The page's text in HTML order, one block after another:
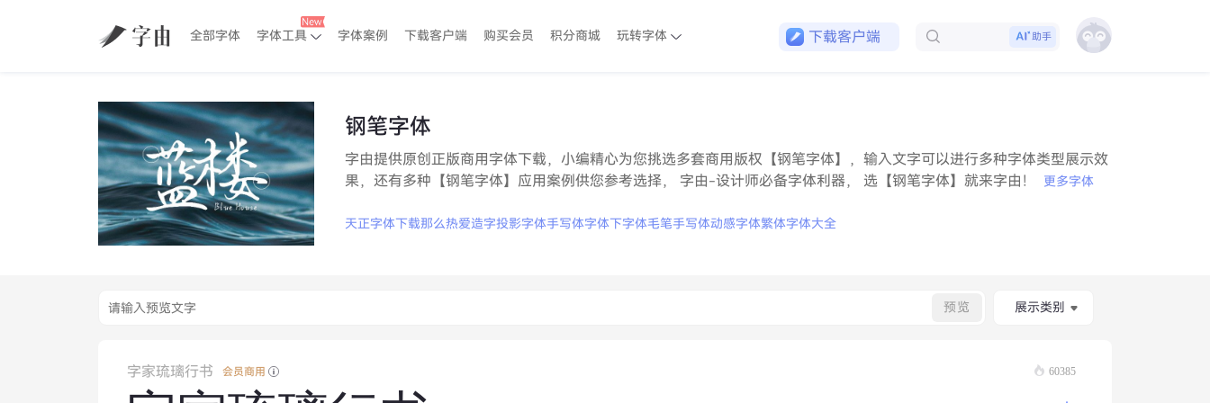
全部字体 字体工具 字体案例 下载客户端 购买会员 积分商城 玩转字体
下载客户端
助手
钢笔字体
字由提供原创正版商用字体下载，小编精心为您挑选多套商用版权【钢笔字体】，输入文字可以进行多种字体类型展示效
果，还有多种【钢笔字体】应用案例供您参考选择， 字由-设计师必备字体利器， 选【钢笔字体】就来字由！
更多字体
天正字体下载那么热爱造字投影字体手写体字体下字体毛笔手写体动感字体繁体字体大全
预览 展示类别
字家琉璃行书 会员商用 60385